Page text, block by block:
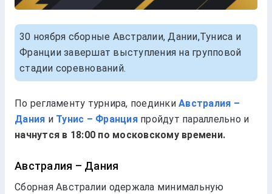
30 ноября сборные Австралии, Дании,Туниса и
Франции завершат выступления на групповой
стадии соревнований.
По регламенту турнира, поединки Австралия –
Дания и Тунис – Францияпройдут параллельно и
начнутся в 18:00 по московскому времени.
Австралия – Дания
Сборная Австралии одержала минимальную